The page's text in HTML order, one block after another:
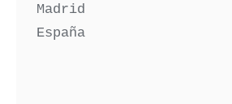
Madrid
España